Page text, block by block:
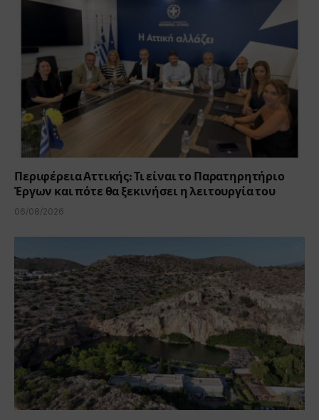
Περιφέρεια Αττικής: Τι είναι το Παρατηρητήριο
Έργων και πότε θα ξεκινήσει η λειτουργία του
06/08/2026